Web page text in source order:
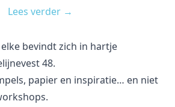
Lees verder →
bevindt zich in hartje
48.
papier en inspiratie… en niet